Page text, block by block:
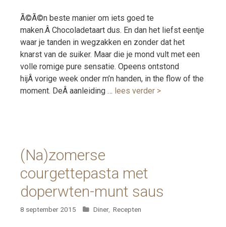
Ã©Ã©n beste manier om iets goed te
maken.Â Chocoladetaart dus. En dan het liefst eentje
waar je tanden in wegzakken en zonder dat het
knarst van de suiker. Maar die je mond vult met een
volle romige pure sensatie. Opeens ontstond
hijÂ vorige week onder m’n handen, in the flow of the
moment. DeÂ aanleiding … lees verder >
(Na)zomerse
courgettepasta met
doperwten-munt saus
8 september 2015 Categorieën
Diner, Recepten